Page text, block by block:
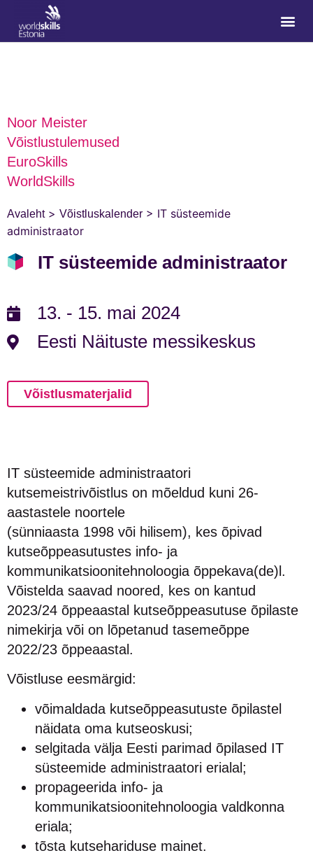
Noor Meister
Võistlustulemused
EuroSkills
WorldSkills
Avaleht> Võistluskalender > IT süsteemide
administraator
IT süsteemide administraator
13. - 15. mai 2024
Eesti Näituste messikeskus
Võistlusmaterjalid
IT süsteemide administraatori
kutsemeistrivõistlus on mõeldud kuni 26-
aastastele noortele
(sünniaasta 1998 või hilisem), kes õpivad
kutseõppeasutustes info- ja
kommunikatsioonitehnoloogia õppekava(de)l.
Võistelda saavad noored, kes on kantud
2023/24 õppeaastal kutseõppeasutuse õpilaste
nimekirja või on lõpetanud tasemeõppe
2022/23 õppeaastal.
Võistluse eesmärgid:
võimaldada kutseõppeasutuste õpilastel
näidata oma kutseoskusi;
selgitada välja Eesti parimad õpilased IT
süsteemide administraatori erialal;
propageerida info- ja
kommunikatsioonitehnoloogia valdkonna
eriala;
tõsta kutsehariduse mainet.